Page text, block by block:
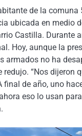
de la comuna
ubicada en medio
Castilla. Durante
Hoy, aunque la
armados no ha
redujo. “Nos dijeron
final de año, uno
eso lo usan